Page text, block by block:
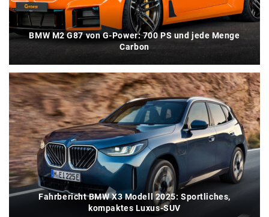
BMW M2 G87 von G-Power: 700 PS und jede Menge
Carbon
Fahrbericht BMW X3 Modell 2025: Sportliches,
kompaktes Luxus-SUV